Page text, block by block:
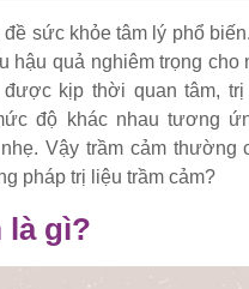
đề sức khỏe tâm lý phổ
hậu quả nghiêm trọng cho
kịp thời quan tâm, trị
độ khác nhau tương
Vậy trầm cảm thường
pháp trị liệu trầm cảm?
là gì?